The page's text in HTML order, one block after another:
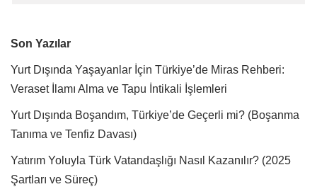
Son Yazılar
Yurt Dışında Yaşayanlar İçin Türkiye’de Miras Rehberi:
Veraset İlamı Alma ve Tapu İntikali İşlemleri
Yurt Dışında Boşandım, Türkiye’de Geçerli mi? (Boşanma
Tanıma ve Tenfiz Davası)
Yatırım Yoluyla Türk Vatandaşlığı Nasıl Kazanılır? (2025
Şartları ve Süreç)